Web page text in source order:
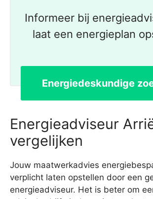
Informeer bij
laat een energieplan
Energiedeskundige
Energieadviseur
vergelijken
Jouw maatwerkadvies
verplicht laten opstellen door een
energieadviseur. Het is beter om